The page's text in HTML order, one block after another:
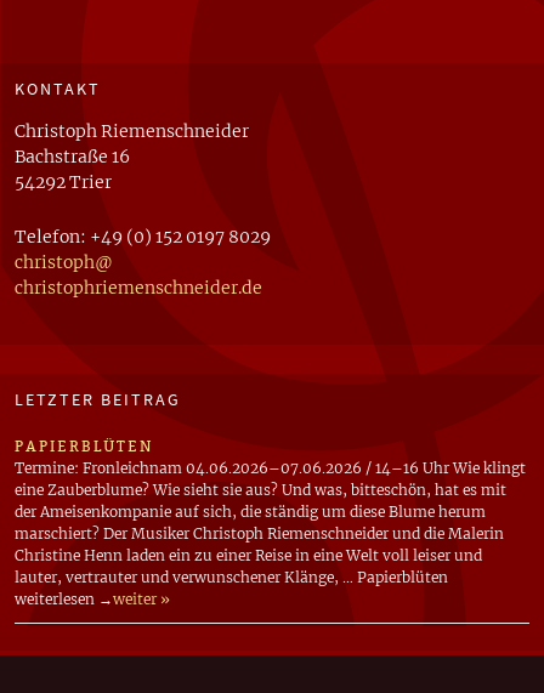
KONTAKT
Christoph Riemenschneider
Bachstraße 16
54292 Trier
Telefon: +49 (0) 152 0197 8029
christoph@
christophriemenschneider​.de
LETZTER BEITRAG
PAPIERBLÜTEN
Termine: Fronleichnam 04.06.2026–07.06.2026 / 14–16 Uhr Wie klingt
eine Zauberblume? Wie sieht sie aus? Und was, bitteschön, hat es mit
der Ameisenkompanie auf sich, die ständig um diese Blume herum
marschiert? Der Musiker Christoph Riemenschneider und die Malerin
Christine Henn laden ein zu einer Reise in eine Welt voll leiser und
lauter, vertrauter und verwunschener Klänge, … Papierblüten
weiterlesen →weiter »